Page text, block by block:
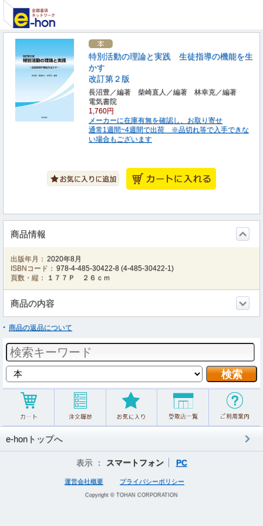
特別活動の理論と実践 生徒指導の機能を生
かす
改訂第２版
長沼豊／編著 柴崎直人／編著 林幸克／編著
電気書院
1,760円
メーカーに在庫有無を確認し、お取り寄せ
通常1週間~4週間で出荷 ※品切れ等で入手できな
い場合もございます
商品情報
出版年月： 2020年8月
ISBNコード： 978-4-485-30422-8 (4-485-30422-1)
頁数・縦：
１７７Ｐ ２６ｃｍ
商品の内容
商品の返品について
e-honトップへ
表示 ： スマートフォン PC
運営会社概要 プライバシーポリシー
Copyright © TOHAN CORPORATION